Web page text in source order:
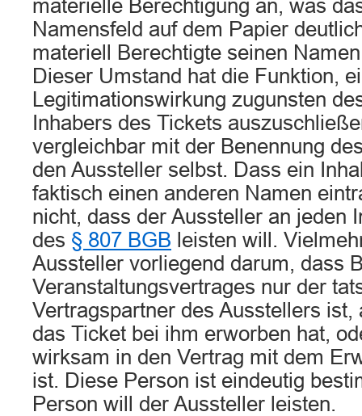
materielle Berechtigung an, was
Namensfeld auf dem Papier
materiell Berechtigte seinen
Dieser Umstand hat die Funktion,
Legitimationswirkung zugunsten
Inhabers des Tickets
vergleichbar mit der Benennung
den Aussteller selbst. Dass ein
faktisch einen anderen Namen
nicht, dass der Aussteller an jeden
des § 807 BGB leisten will.
Aussteller vorliegend darum, dass
Veranstaltungsvertrages nur der
Vertragspartner des Ausstellers ist,
das Ticket bei ihm erworben hat,
wirksam in den Vertrag mit dem
ist. Diese Person ist eindeutig
Person will der Aussteller leisten.